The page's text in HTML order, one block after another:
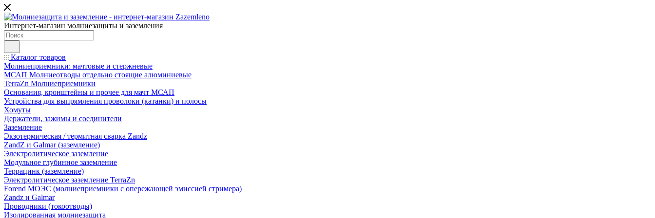
Интернет-магазин молниезащиты и заземления
Каталог товаров
Молниеприемники: мачтовые и стержневые
МСАП Молниеотводы отдельно стоящие алюминиевые
TerraZn Молниеприемники
Основания, кронштейны и прочее для мачт МСАП
Устройства для выпрямления проволоки (катанки) и полосы
Хомуты
Держатели, зажимы и соединители
Заземление
Экзотермическая / термитная сварка Zandz
ZandZ и Galmar (заземление)
Электролитическое заземление
Модульное глубинное заземление
Террацинк (заземление)
Электролитическое заземление TerraZn
Forend МОЭС (молниеприемники с опережающей эмиссией стримера)
Zandz и Galmar
Проводники (токоотводы)
Изолированная молниезащита